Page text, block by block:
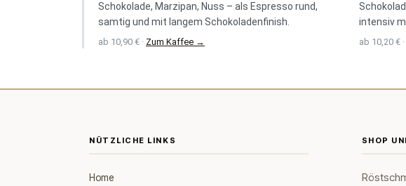
Schokolade, Marzipan, Nuss – als Espresso rund,
samtig und mit langem Schokoladenfinish.
ab 10,90 € · Zum Kaffee →
intensiv
ab 10,20 € ·
NÜTZLICHE LINKS
Home
SHOP